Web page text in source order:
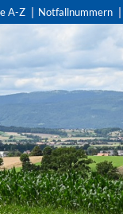
A-Z Notfallnummern